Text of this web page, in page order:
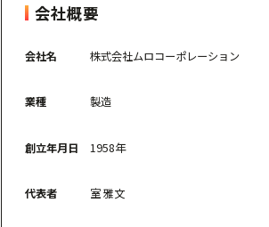
会社概要
会社名 株式会社ムロコーポレーション
業種 製造
創立年月日 1958年
代表者 室 雅文